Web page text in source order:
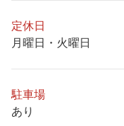
定休日
月曜日・火曜日
駐車場
あり